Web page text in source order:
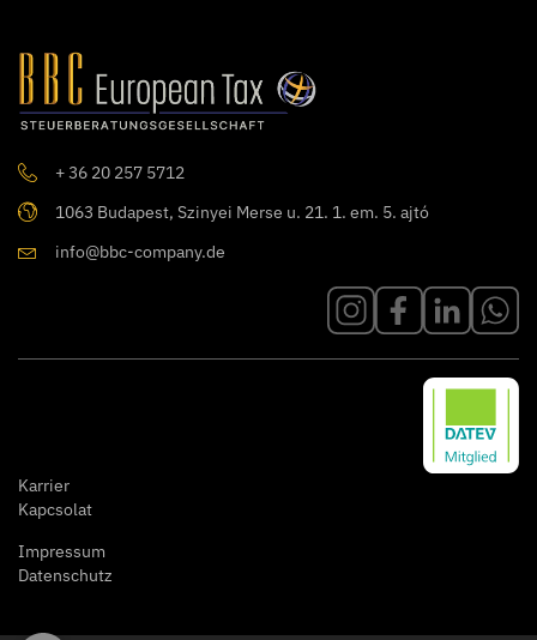
+ 36 20 257 5712
1063 Budapest, Szinyei Merse u. 21. 1. em. 5. ajtó
info@bbc-company.de
Karrier
Kapcsolat
Impressum
Datenschutz